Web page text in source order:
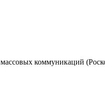
коммуникаций